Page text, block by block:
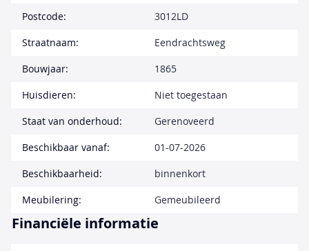
Postcode:
3012LD
Straatnaam:
Eendrachtsweg
Bouwjaar:
1865
Huisdieren:
Niet toegestaan
Staat van onderhoud:
Gerenoveerd
Beschikbaar vanaf:
01-07-2026
Beschikbaarheid:
binnenkort
Meubilering:
Gemeubileerd
Financiële informatie